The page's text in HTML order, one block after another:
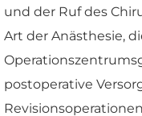
und der Ruf des
Art der Anästhesie,
postoperative